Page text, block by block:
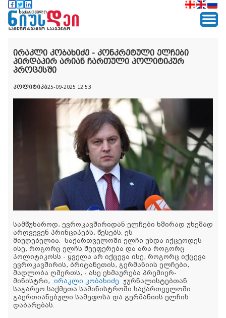
ირაკლი კობახიძე - კონკრეტული ელჩები
პირდაპირ არიან ჩართული პოლიტიკურ
პროცესში
პოლიტიკა25-09-2025 12:53
სამწუხაროდ, ევროკავშირიდან ელჩები ხშირად უხეშად
არღვევენ პრინციპებს, წესებს. ეს
მიუღებელია. საქართველოში ელჩი უნდა იქცეოდეს
ისე, როგორც ელჩს შეეფერება და არა როგორც
პოლიტიკოსს - ყველა არ იქცევა ისე, როგორც იქცევა
ევროკავშირის, ბრიტანეთის, გერმანიის ელჩები,
მადლობა ღმერთს, - ასე ეხმაურება პრემიერ-
მინისტრი, ირაკლი კობახიძე ჟურნალისტებთან
საგარეო საქმეთა სამინისტროში საქართველოში
გაერთიანებული სამეფოსა და გერმანიის ელჩის
დაბარებას.